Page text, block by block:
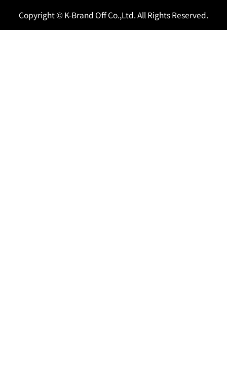
Copyright © K-Brand Off Co.,Ltd. All Rights Reserved.